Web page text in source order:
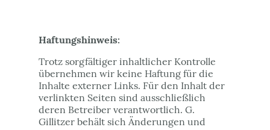
Haftungshinweis:
Trotz sorgfältiger inhaltlicher Kontrolle
übernehmen wir keine Haftung für die
Inhalte externer Links. Für den Inhalt der
verlinkten Seiten sind ausschließlich
deren Betreiber verantwortlich. G.
Gillitzer behält sich Änderungen und